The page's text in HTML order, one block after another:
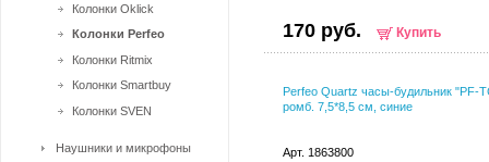
170 руб. Купить
Perfeo Quartz часы-будильник "PF-
ромб. 7,5*8,5 см, синие
Арт. 1863800
Колонки Oklick
Колонки Perfeo
Колонки Ritmix
Колонки Smartbuy
Колонки SVEN
Наушники и микрофоны